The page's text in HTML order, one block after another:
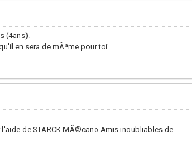
(4ans).
en sera de mÃªme pour toi.
l'aide de STARCK MÃ©cano.Amis inoubliables de